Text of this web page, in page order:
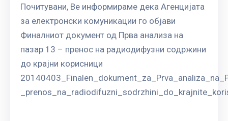
Почитувани, Ве информираме дека Агенцијата
за електронски комуникации го објави
Финалниот документ од Прва анализа на
пазар 13 – пренос на радиодифузни содржини
до крајни корисници